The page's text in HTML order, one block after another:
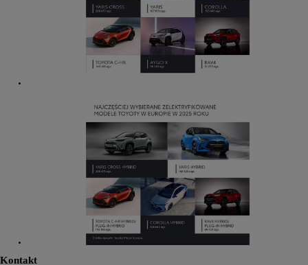
Kontakt